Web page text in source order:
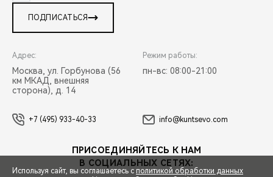
ПОДПИСАТЬСЯ
Адрес:
Москва, ул. Горбунова (56
км МКАД, внешняя
сторона), д. 14
Режим работы:
пн-вс: 08:00-21:00
+7 (495) 933-40-33 info@kuntsevo.com
ПРИСОЕДИНЯЙТЕСЬ К НАМ
В СОЦИАЛЬНЫХ СЕТЯХ:
Используя сайт, вы соглашаетесь с политикой обработки данных